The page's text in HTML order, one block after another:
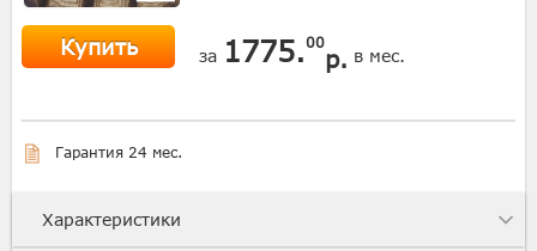
Купить за 1775.00
р. в мес.
Гарантия 24 мес.
Характеристики